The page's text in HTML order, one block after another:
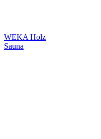
WEKA Holz
Sauna